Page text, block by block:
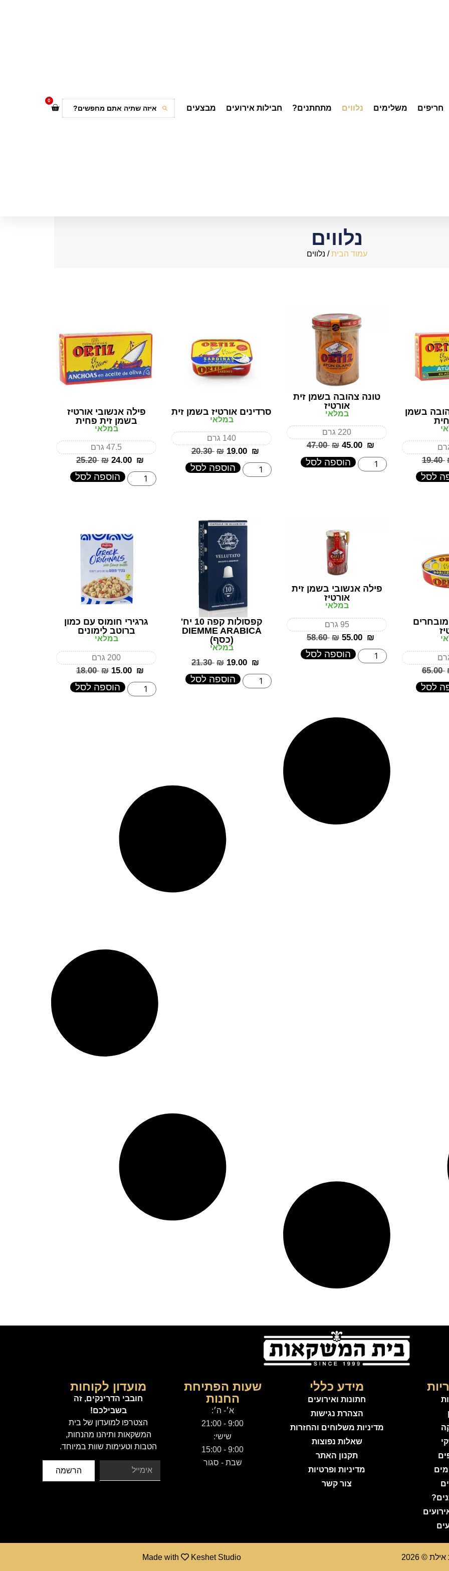
חריפים משלימים נלווים מתחתנים? חבילות אירועים מבצעים
0
נלווים
עמוד הבית/ נלווים
בשמן
‎19.40
לסל
טונה צהובה בשמן זית
אורטיז
במלאי
220 גרם
‎47.00 ₪ ‎45.00 ₪
הוספה לסל
סרדינים אורטיז בשמן זית
במלאי
140 גרם
‎20.30 ₪ ‎19.00 ₪
הוספה לסל
פילה אנשובי אורטיז
בשמן זית פחית
במלאי
47.5 גרם
‎25.20 ₪ ‎24.00 ₪
הוספה לסל
‎65.00
לסל
פילה אנשובי בשמן זית
אורטיז
במלאי
95 גרם
‎58.60 ₪ ‎55.00 ₪
הוספה לסל
קפסולות קפה 10 יח'
DIEMME ARABICA
(כסף)
במלאי
‎21.30 ₪ ‎19.00 ₪
הוספה לסל
גרגירי חומוס עם כמון
ברוטב לימונים
במלאי
200 גרם
‎18.00 ₪ ‎15.00 ₪
הוספה לסל
מידע כללי
חתונות ואירועים
הצהרת נגישות
מדיניות משלוחים והחזרות
שאלות נפוצות
תקנון האתר
מדיניות ופרטיות
צור קשר
שעות הפתיחת
החנות
א׳- ה׳:
9:00 - 21:00
שישי:
9:00 - 15:00
שבת - סגור
מועדון לקוחות
חובבי הדרינקים, זה
בשבילכם!
הצטרפו למועדון של בית
המשקאות ותיהנו מהנחות,
הטבות וטעימות שוות במיוחד.
הרשמה
© 2026
Made with Keshet Studio